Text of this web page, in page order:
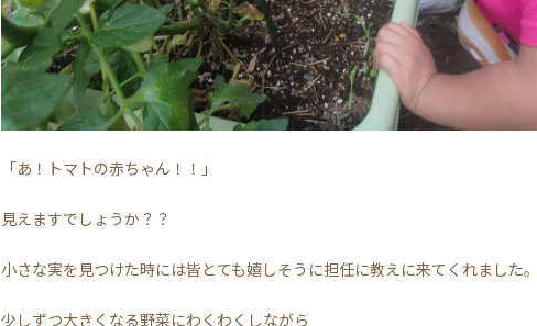
「あ！トマトの赤ちゃん！！」
見えますでしょうか？？
小さな実を見つけた時には皆とても嬉しそうに担任に教えに来てくれました。
少しずつ大きくなる野菜にわくわくしながら